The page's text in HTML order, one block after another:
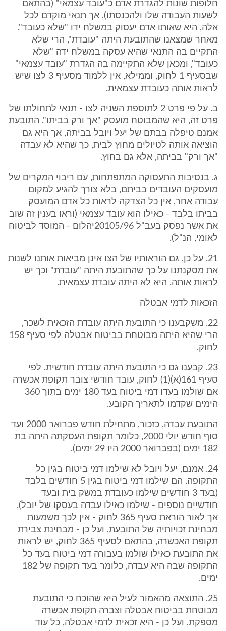
חלופות שונות להגדרת אדם כ"עובד עצמאי" (בהתאם
לשעות העבודה שלו ולהכנסתו), אך תנאי מוקדם לכל
אלה, היא שאותו אדם יעסוק במשלח ידו "שלא כעובד".
מאחר שמצאנו שהתובעת היתה "עובדת", הרי שלא
התקיים בה התנאי שהיא עסקה במשלח ידה "שלא
כעובד", ומכאן שלא התקיימה בה הגדרת "עובד עצמאי"
שבסעיף 1 לחוק, וממילא, אין ללמוד מסעיף 3 לצו שיש
לראות אותה כעובדת עצמאית.
ב. על פי פרט 2 לתוספת השניה לצו - תנאי לתחולתו של
פרט זה, היא שהמבוטח מועסק "אך ורק בביתו". התובעת
אמנם טיפלה בבתם של יעל ויובל בביתה, אך היא גם
הוציאה אותה לטיולים מחוץ לבית, כך שהיא לא עבדה
"אך ורק" בביתה, אלא גם בחוץ.
ג. בנסיבות התעסוקה המתפתחות, עם ריבוי המקרים של
מועסקים העובדים בביתם, בלא צורך להגיע למקום
עבודה אחר, אין כל הצדקה לראות כל אדם המועסק
בביתו בלבד - כאילו הוא עובד עצמאי (וראו בענין זה שוב
את אשר נפסק בעב"ל 20105/96יהלום - המוסד לביטוח
לאומי, הנ"ל).
21. על כן, גם הוראותיו של הצו אינן מביאות אותנו לשנות
את מסקנתנו על כך שהתובעת היתה "עובדת" וכך יש
לראות אותה. היא לא היתה עובדת עצמאית.
הזכאות לדמי אבטלה
22. משקבענו כי התובעת היתה עובדת הזכאית לשכר,
הרי שהיא היתה מבוטחת בביטוח אבטלה לפי סעיף 158
לחוק.
23. קבענו גם כי התובעת היתה עובדת חודשית. לפי
סעיף 161(א)(1) לחוק, עובד חודשי צובר תקופת אכשרה
אם שולמו בעדו דמי ביטוח בעד 180 ימים בתוך 360
הימים שקדמו לתאריך הקובע.
התובעת עבדה, כזכור, מתחילת חודש פברואר 2000 ועד
סוף חודש יולי 2000, כלומר תקופת העסקתה היתה בת
182 ימים (בפברואר 2000 היו 29 ימים).
24. אמנם, יעל ויובל לא שילמו דמי ביטוח בגין כל
התקופה. הם שילמו דמי ביטוח בגין 5 חודשים בלבד
(בעד 3 חודשים שילמו כעובדת במשק בית ובעד
חודשיים נוספים - שילמו כאילו עבדה בעסקו של יובל),
אך לאור הוראת סעיף 365 לחוק - אין לכך משמעות
מבחינת זכויותיה של התובעת, ועל כן - מבחינת צבירת
תקופת האכשרה, בהתאם לסעיף 365 לחוק, יש לראות
את התובעת כאילו שולמו בעבורה דמי ביטוח בעד כל
התקופה שבה היא עבדה, כלומר בעד תקופה של 182
ימים.
25. התוצאה מהאמור לעיל היא שהוכח כי התובעת
מבוטחת בביטוח אבטלה וצברה תקופת אכשרה
מספקת, ועל כן - היא זכאית לדמי אבטלה, כל עוד